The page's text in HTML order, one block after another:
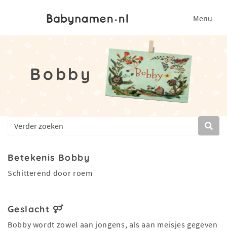
Menu
Bobby
Betekenis Bobby
Schitterend door roem
Geslacht
Bobby wordt zowel aan jongens, als aan meisjes gegeven